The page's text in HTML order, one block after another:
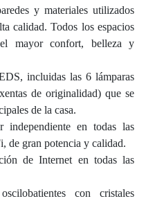
y materiales utilizados
calidad. Todos los espacios
mayor confort, belleza y
incluidas las 6 lámparas
de originalidad) que se
de la casa.
independiente en todas las
de gran potencia y calidad.
de Internet en todas las
con cristales